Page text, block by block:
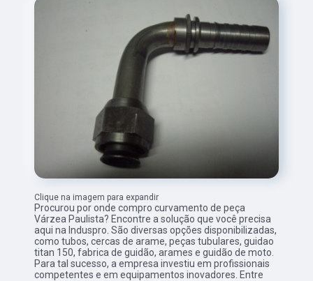
Clique na imagem para expandir
Procurou por onde compro curvamento de peça
Várzea Paulista? Encontre a solução que você precisa
aqui na Induspro. São diversas opções disponibilizadas,
como tubos, cercas de arame, peças tubulares, guidao
titan 150, fabrica de guidão, arames e guidão de moto.
Para tal sucesso, a empresa investiu em profissionais
competentes e em equipamentos inovadores. Entre